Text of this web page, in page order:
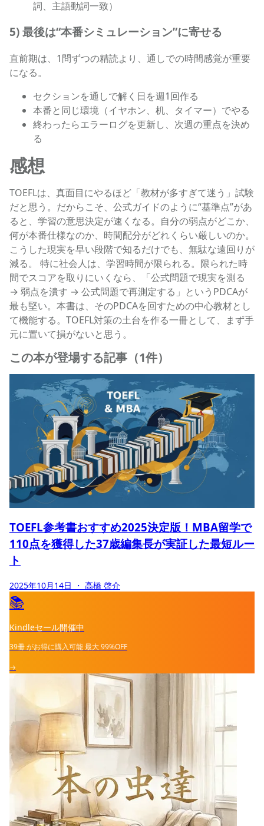
詞、主語動詞一致）
5) 最後は“本番シミュレーション”に寄せる
直前期は、1問ずつの精読より、通しでの時間感覚が重要
になる。
セクションを通しで解く日を週1回作る
本番と同じ環境（イヤホン、机、タイマー）でやる
終わったらエラーログを更新し、次週の重点を決め
る
感想
TOEFLは、真面目にやるほど「教材が多すぎて迷う」試験
だと思う。だからこそ、公式ガイドのように“基準点”があ
ると、学習の意思決定が速くなる。自分の弱点がどこか、
何が本番仕様なのか、時間配分がどれくらい厳しいのか。
こうした現実を早い段階で知るだけでも、無駄な遠回りが
減る。 特に社会人は、学習時間が限られる。限られた時
間でスコアを取りにいくなら、「公式問題で現実を測る
→ 弱点を潰す → 公式問題で再測定する」というPDCAが
最も堅い。本書は、そのPDCAを回すための中心教材とし
て機能する。TOEFL対策の土台を作る一冊として、まず手
元に置いて損がないと思う。
この本が登場する記事（1件）
TOEFL参考書おすすめ2025決定版！MBA留学で
110点を獲得した37歳編集長が実証した最短ルー
ト
2025年10月14日 ・ 高橋 啓介
📚
Kindleセール開催中
39冊がお得に購入可能最大99%OFF
→